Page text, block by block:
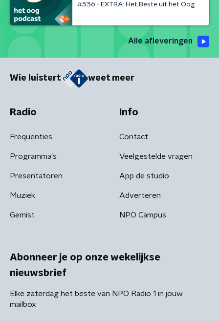
#336 - EXTRA: Het Beste uit het Oog
Alle afleveringen
Wie luistert weet meer
Radio
Frequenties
Programma's
Presentatoren
Muziek
Gemist
Info
Contact
Veelgestelde vragen
App de studio
Adverteren
NPO Campus
Abonneer je op onze wekelijkse
nieuwsbrief
Elke zaterdag het beste van NPO Radio 1 in jouw
mailbox